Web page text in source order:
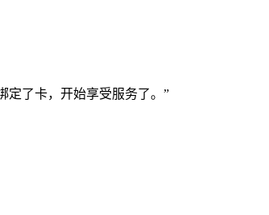
定了卡，开始享受服务了。”